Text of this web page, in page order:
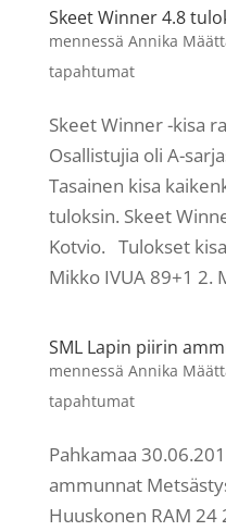
Skeet Winner 4.8
mennessä Annika
tapahtumat
Skeet Winner -kisa
Osallistujia oli A-
Tasainen kisa
tuloksin. Skeet
Kotvio. Tulokset
Mikko IVUA 89+1 2.
SML Lapin piirin
mennessä Annika
tapahtumat
Pahkamaa
ammunnat
Huuskonen RAM 24